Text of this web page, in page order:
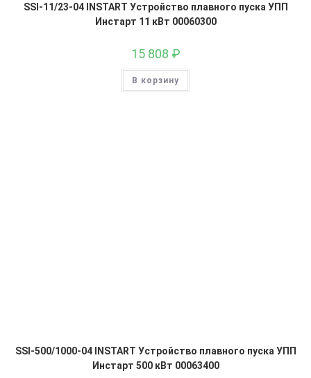
SSI-11/23-04 INSTART Устройство плавного пуска УПП
Инстарт 11 кВт 00060300
15 808 ₽
В корзину
SSI-500/1000-04 INSTART Устройство плавного пуска УПП
Инстарт 500 кВт 00063400